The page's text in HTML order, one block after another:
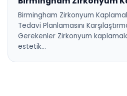
Birmingham Zirkonyum
Tedavi Planlamasını
Gerekenler Zirkonyum
estetik…